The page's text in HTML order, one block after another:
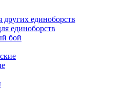
других единоборств
единоборств
бой